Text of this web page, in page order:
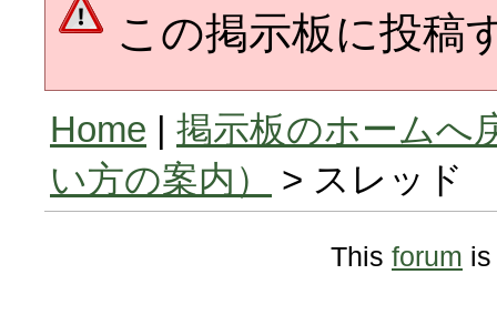
この掲示板に投稿
Home | 掲示板のホームへ
い方の案内）
> スレッド
This forum